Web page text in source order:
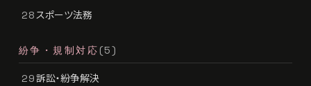
28スポーツ法務
紛争・規制対応 (5)
29訴訟・紛争解決